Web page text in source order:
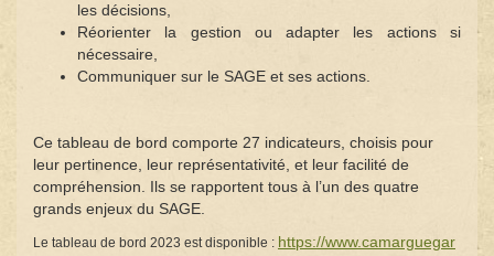
les décisions,
Réorienter la gestion ou adapter les actions si
nécessaire,
Communiquer sur le SAGE et ses actions.
Ce tableau de bord comporte 27 indicateurs, choisis pour
leur pertinence, leur représentativité, et leur facilité de
compréhension. Ils se rapportent tous à l’un des quatre
grands enjeux du SAGE.
Le tableau de bord 2023 est disponible : https://www.camarguegar